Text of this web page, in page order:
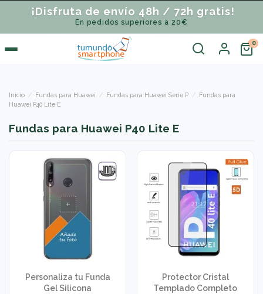
¡Disfruta de envío 48h / 72h gratis!
En pedidos superiores a 20€
Inicio Fundas para Huawei Fundas para Huawei Serie P
Fundas para
Huawei P40 Lite E
Fundas para Huawei P40 Lite E
Personaliza tu Funda
Gel Silicona
Protector Cristal
Templado Completo